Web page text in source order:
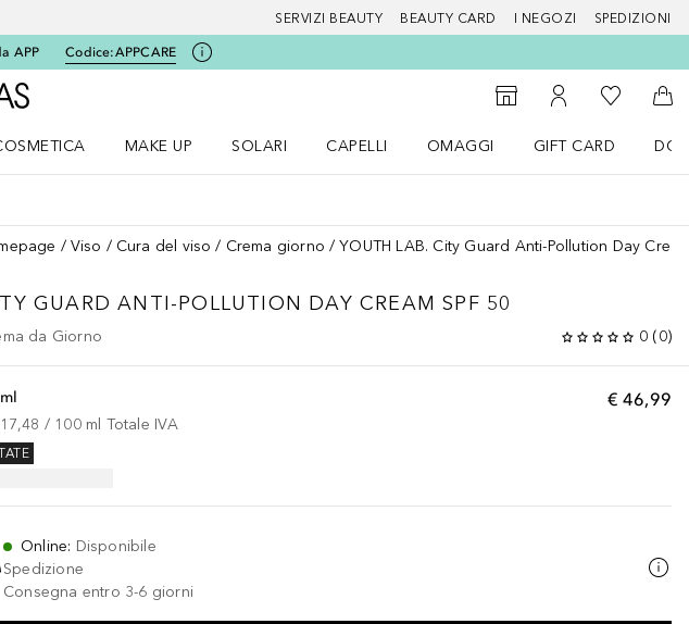
SERVIZI BEAUTY BEAUTY CARD I NEGOZI SPEDIZIONI
APP Codice:APPCARE
A Douglas Home
StorefinderAl Mio Account
Alla Mia
Al
MAKE UP
SOLARI
CAPELLI
OMAGGI
GIFT CARD
Viso Cura del viso Crema giorno YOUTH LAB. City Guard Anti-Pollution Day
GUARD ANTI-POLLUTION DAY CREAM SPF 50
da Giorno 0 (0)
€ 46,99
/ 100 ml Totale IVA
Online: Disponibile
Spedizione
Consegna entro 3-6 giorni